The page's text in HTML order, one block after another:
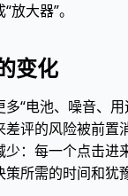
放大器”。
变化
“电池、噪音、
评的风险被前置
少：每一个点击进
所需的时间和犹